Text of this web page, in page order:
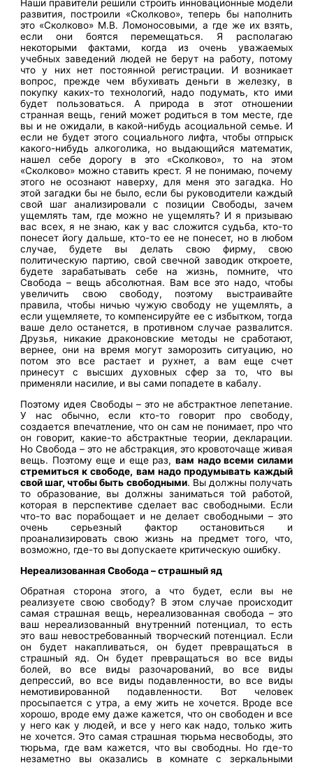
Наши правители решили строить инновационные модели
развития, построили «Сколково», теперь бы наполнить
это «Сколково» М.В. Ломоносовыми, а где же их взять,
если они боятся перемещаться. Я располагаю
некоторыми фактами, когда из очень уважаемых
учебных заведений людей не берут на работу, потому
что у них нет постоянной регистрации. И возникает
вопрос, прежде чем вбухивать деньги в железку, в
покупку каких-то технологий, надо подумать, кто ими
будет пользоваться. А природа в этот отношении
странная вещь, гений может родиться в том месте, где
вы и не ожидали, в какой-нибудь асоциальной семье. И
если не будет этого социального лифта, чтобы отпрыск
какого-нибудь алкоголика, но выдающийся математик,
нашел себе дорогу в это «Сколково», то на этом
«Сколково» можно ставить крест. Я не понимаю, почему
этого не осознают наверху, для меня это загадка. Но
этой загадки бы не было, если бы руководители каждый
свой шаг анализировали с позиции Свободы, зачем
ущемлять там, где можно не ущемлять? И я призываю
вас всех, я не знаю, как у вас сложится судьба, кто-то
понесет йогу дальше, кто-то ее не понесет, но в любом
случае, будете вы делать свою фирму, свою
политическую партию, свой свечной заводик откроете,
будете зарабатывать себе на жизнь, помните, что
Свобода – вещь абсолютная. Вам все это надо, чтобы
увеличить свою свободу, поэтому выстраивайте
правила, чтобы ничью чужую свободу не ущемлять, а
если ущемляете, то компенсируйте ее с избытком, тогда
ваше дело останется, в противном случае развалится.
Друзья, никакие драконовские методы не сработают,
вернее, они на время могут заморозить ситуацию, но
потом это все растает и рухнет, а вам еще счет
принесут с высших духовных сфер за то, что вы
применяли насилие, и вы сами попадете в кабалу.
Поэтому идея Свободы – это не абстрактное лепетание.
У нас обычно, если кто-то говорит про свободу,
создается впечатление, что он сам не понимает, про что
он говорит, какие-то абстрактные теории, декларации.
Но Свобода – это не абстракция, это кровоточаще живая
вещь. Поэтому еще и еще раз, вам надо всеми силами
стремиться к свободе, вам надо продумывать каждый
свой шаг, чтобы быть свободными. Вы должны получать
то образование, вы должны заниматься той работой,
которая в перспективе сделает вас свободными. Если
что-то вас порабощает и не делает свободными – это
очень серьезный фактор остановиться и
проанализировать свою жизнь на предмет того, что,
возможно, где-то вы допускаете критическую ошибку.
Нереализованная Свобода – страшный яд
Обратная сторона этого, а что будет, если вы не
реализуете свою свободу? В этом случае происходит
самая страшная вещь, нереализованная свобода – это
ваш нереализованный внутренний потенциал, то есть
это ваш невостребованный творческий потенциал. Если
он будет накапливаться, он будет превращаться в
страшный яд. Он будет превращаться во все виды
болей, во все виды разочарований, во все виды
депрессий, во все виды подавленности, во все виды
немотивированной подавленности. Вот человек
просыпается с утра, а ему жить не хочется. Вроде все
хорошо, вроде ему даже кажется, что он свободен и все
у него как у людей, и все у него как надо, только жить
не хочется. Это самая страшная тюрьма несвободы, это
тюрьма, где вам кажется, что вы свободны. Но где-то
незаметно вы оказались в комнате с зеркальными